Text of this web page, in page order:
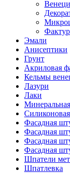
Эмали
Анисептики
Грунт
Акриловая
Кельмы
Лазури
Лаки
Фасадная
Фасадная
Фасадная
Фасадная
Шпатели
Шпатлевка